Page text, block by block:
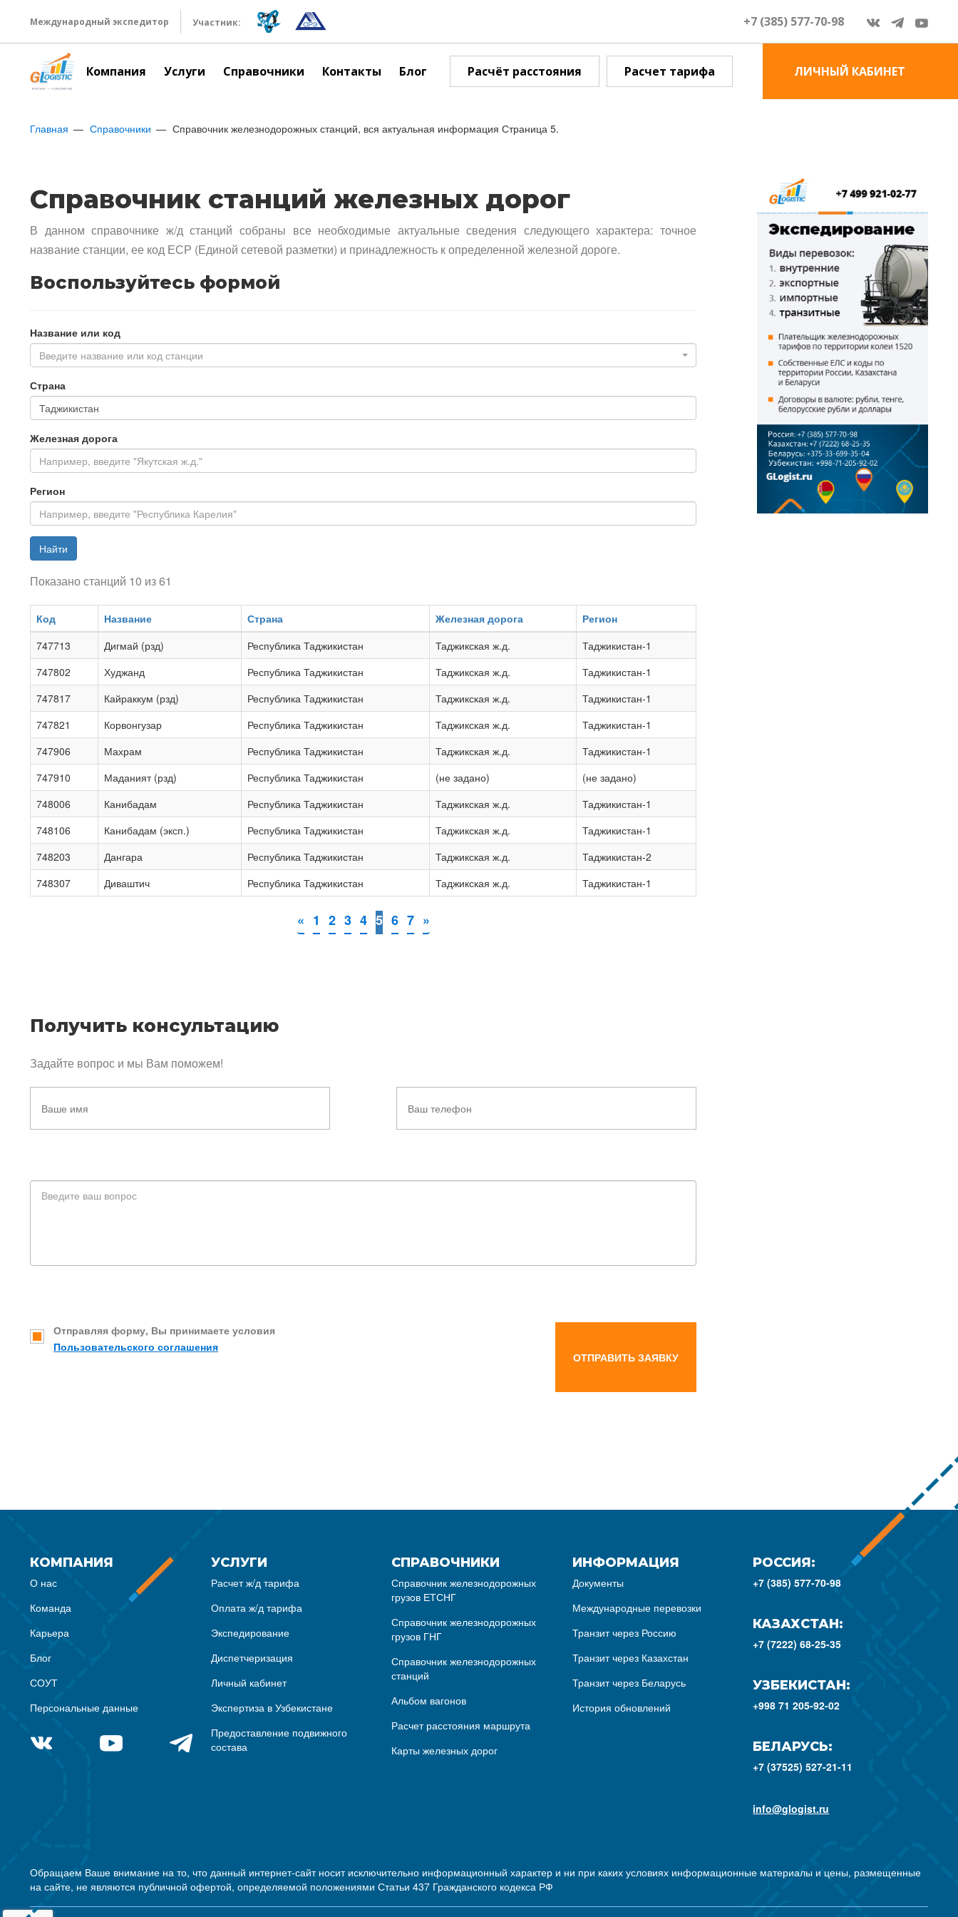
Международный экспедитор Участник: +7 (385) 577-70-98
Компания Услуги Справочники Контакты Блог Расчёт расстояния Расчет тарифа ЛИЧНЫЙ КАБИНЕТ
Главная Справочники Справочник железнодорожных станций, вся актуальная информация Страница 5.
Справочник станций железных дорог
В данном справочнике ж/д станций собраны все необходимые актуальные сведения следующего характера: точное
название станции, ее код ЕСР (Единой сетевой разметки) и принадлежность к определенной железной дороге.
Воспользуйтесь формой
Название или код
Введите название или код станции
Страна
Железная дорога
Регион
Найти
Показано станций 10 из 61
Код Название Страна Железная дорога
Регион
747713
Дигмай (рзд) Республика Таджикистан Таджикская ж.д.
Таджикистан-1
747802
Худжанд Республика Таджикистан Таджикская ж.д.
Таджикистан-1
747817
Кайраккум (рзд) Республика Таджикистан Таджикская ж.д.
Таджикистан-1
747821
Корвонгузар Республика Таджикистан Таджикская ж.д.
Таджикистан-1
747906
Махрам Республика Таджикистан Таджикская ж.д.
Таджикистан-1
747910
Маданият (рзд) Республика Таджикистан (не задано)
(не задано)
748006
Канибадам Республика Таджикистан Таджикская ж.д.
Таджикистан-1
748106
Канибадам (эксп.) Республика Таджикистан Таджикская ж.д.
Таджикистан-1
748203
Дангара Республика Таджикистан Таджикская ж.д.
Таджикистан-2
748307
Диваштич Республика Таджикистан Таджикская ж.д. Таджикистан-1
« 1 2 3 4 5 6 7 »
Получить консультацию
Задайте вопрос и мы Вам поможем!
Отправляя форму, Вы принимаете условия
Пользовательского соглашения
ОТПРАВИТЬ ЗАЯВКУ
КОМПАНИЯ
О нас
Команда
Карьера
Блог
СОУТ
Персональные данные
УСЛУГИ
Расчет ж/д тарифа
Оплата ж/д тарифа
Экспедирование
Диспетчеризация
Личный кабинет
Экспертиза в Узбекистане
Предоставление подвижного
состава
СПРАВОЧНИКИ
Справочник железнодорожных
грузов ЕТСНГ
Справочник железнодорожных
грузов ГНГ
Справочник железнодорожных
станций
Альбом вагонов
Расчет расстояния маршрута
Карты железных дорог
ИНФОРМАЦИЯ
Документы
Международные перевозки
Транзит через Россию
Транзит через Казахстан
Транзит через Беларусь
История обновлений
РОССИЯ:
+7 (385) 577-70-98
КАЗАХСТАН:
+7 (7222) 68-25-35
УЗБЕКИСТАН:
+998 71 205-92-02
БЕЛАРУСЬ:
+7 (37525) 527-21-11
info@glogist.ru
Обращаем Ваше внимание на то, что данный интернет-сайт носит исключительно информационный характер и ни при каких условиях информационные материалы и цены, размещенные
на сайте, не являются публичной офертой, определяемой положениями Статьи 437 Гражданского кодекса РФ